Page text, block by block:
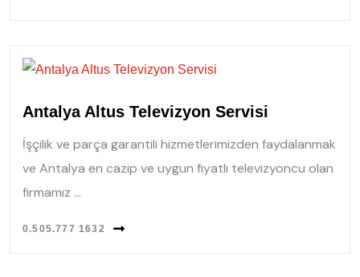
Antalya Altus Televizyon Servisi
İşçilik ve parça garantili hizmetlerimizden faydalanmak
ve Antalya en cazip ve uygun fiyatlı televizyoncu olan
firmamız ...
0.505.777 1632